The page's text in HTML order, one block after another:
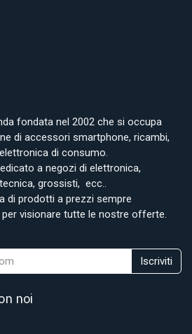
fondata nel 2002 che si occupa
di accessori smartphone, ricambi,
di consumo.
a negozi di elettronica,
grossisti, ecc..
di prodotti a prezzi sempre
visionare tutte le nostre offerte.
Iscriviti
noi